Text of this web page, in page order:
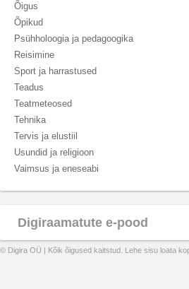
Õigus
Õpikud
Psühholoogia ja pedagoogika
Reisimine
Sport ja harrastused
Teadus
Teatmeteosed
Tehnika
Tervis ja elustiil
Usundid ja religioon
Vaimsus ja eneseabi
Digiraamatute e-pood
© Digira OÜ | Kõik õigused kaitstud. Lehe sisu loata